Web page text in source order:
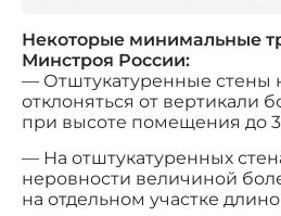
Некоторые минимальные
Минстроя России:
— Отштукатуренные стены
отклоняться от вертикали
при высоте помещения до
— На отштукатуренных
неровности величиной
на отдельном участке